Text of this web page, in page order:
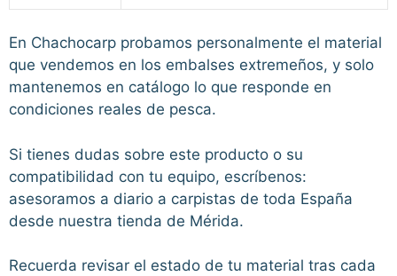
En Chachocarp probamos personalmente el material
que vendemos en los embalses extremeños, y solo
mantenemos en catálogo lo que responde en
condiciones reales de pesca.
Si tienes dudas sobre este producto o su
compatibilidad con tu equipo, escríbenos:
asesoramos a diario a carpistas de toda España
desde nuestra tienda de Mérida.
Recuerda revisar el estado de tu material tras cada